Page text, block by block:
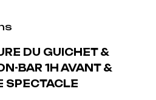
DU GUICHET &
BAR 1H AVANT &
SPECTACLE